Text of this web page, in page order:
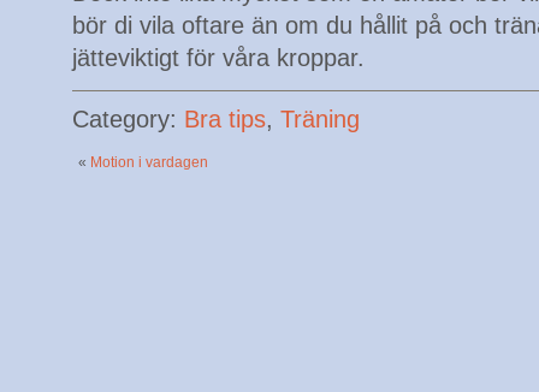
bör di vila oftare än om du hållit på och
jätteviktigt för våra kroppar.
Category: Bra tips, Träning
« Motion i vardagen